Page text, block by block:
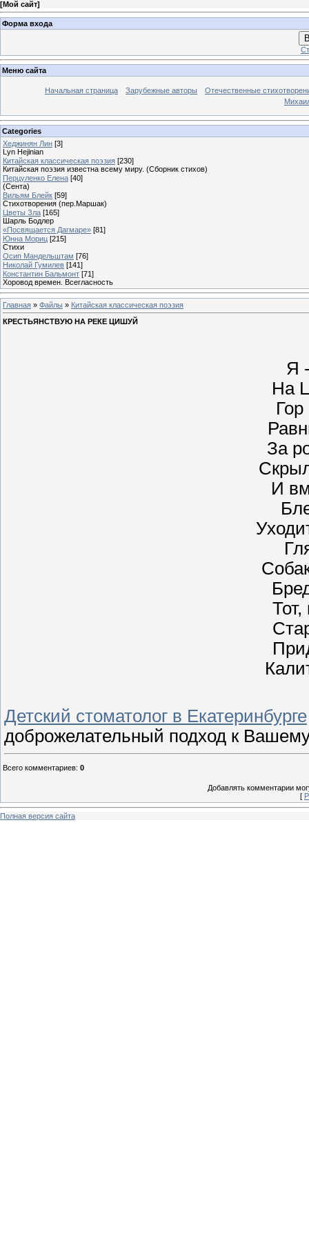
[Мой сайт]
Форма входа
Меню сайта
Начальная страница Зарубежные авторы
Отечественные
Categories
Хеджинян Лин [3]
Lyn Hejinian
Китайская классическая поэзия [230]
Китайская поэзия известна всему миру. (Сборник стихов)
Перцуленко Елена [40]
(Сента)
Вильям Блейк [59]
Стихотворения (пер.Маршак)
Цветы Зла [165]
Шарль Бодлер
«Посвящается Дагмаре» [81]
Юнна Мориц [215]
Стихи
Осип Мандельштам [76]
Николай Гумилев [141]
Константин Бальмонт [71]
Хоровод времен. Всегласность
Главная » Файлы » Китайская классическая поэзия
КРЕСТЬЯНСТВУЮ НА РЕКЕ ЦИШУЙ
Я
На
За
И
Тот,
Детский стоматолог в Екатеринбурге
доброжелательный подход к
Всего комментариев: 0
Добавлять комментарии
[
Полная версия сайта